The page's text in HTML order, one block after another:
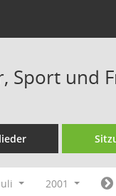
Sport und
2001